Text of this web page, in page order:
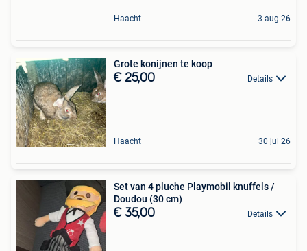
Haacht 3 aug 26
Grote konijnen te koop
€ 25,00 Details
Haacht 30 jul 26
Set van 4 pluche Playmobil knuffels /
Doudou (30 cm)
€ 35,00 Details